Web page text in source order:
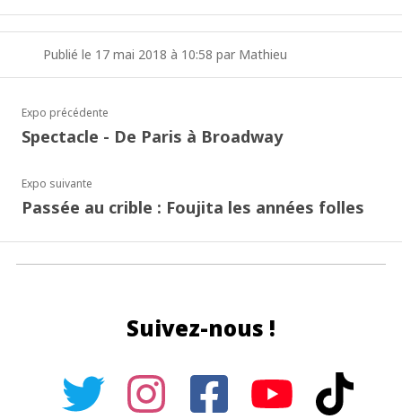
Publié le 17 mai 2018 à 10:58 par Mathieu
Expo précédente
Spectacle - De Paris à Broadway
Expo suivante
Passée au crible : Foujita les années folles
Suivez-nous !